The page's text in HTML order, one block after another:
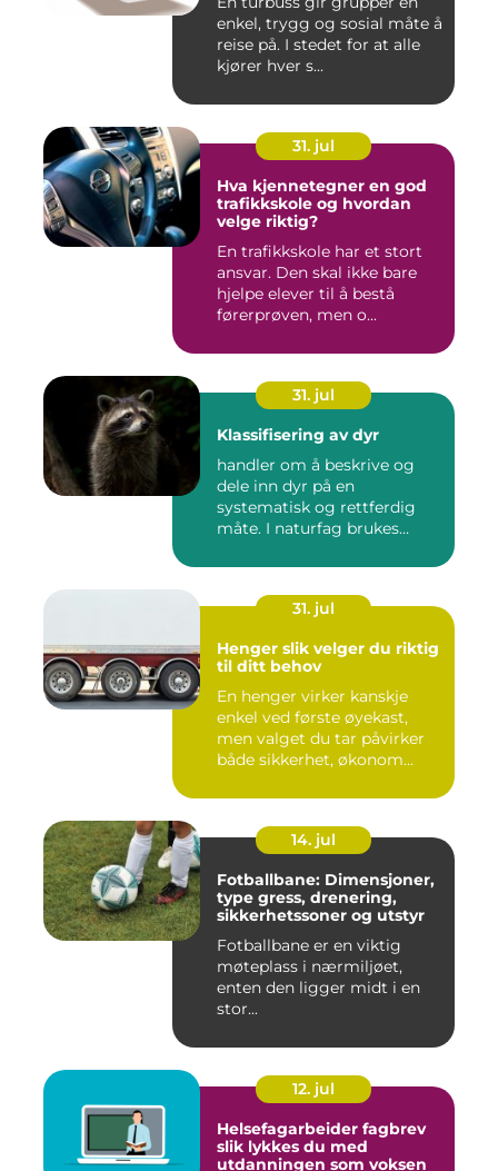
enkel, trygg og sosial måte å
reise på. I stedet for at alle
kjører hver s...
31. jul
Hva kjennetegner en god
trafikkskole og hvordan
velge riktig?
En trafikkskole har et stort
ansvar. Den skal ikke bare
hjelpe elever til å bestå
førerprøven, men o...
31. jul
Klassifisering av dyr
handler om å beskrive og
dele inn dyr på en
systematisk og rettferdig
måte. I naturfag brukes
31. jul
Henger slik velger du riktig
til ditt behov
En henger virker kanskje
enkel ved første øyekast,
men valget du tar påvirker
både sikkerhet, økonom...
14. jul
Fotballbane: Dimensjoner,
type gress, drenering,
sikkerhetssoner og utstyr
Fotballbane er en viktig
møteplass i nærmiljøet,
enten den ligger midt i en
stor...
12. jul
Helsefagarbeider fagbrev
slik lykkes du med
utdanningen som voksen